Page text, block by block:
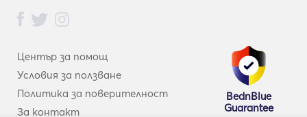
Център за помощ
Условия за ползване
Политика за поверителност
За контакт
BednBlue
Guarantee